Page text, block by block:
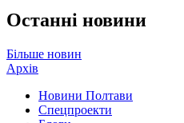
Останні новини
Більше новин
Архів
Новини Полтави
Спецпроекти